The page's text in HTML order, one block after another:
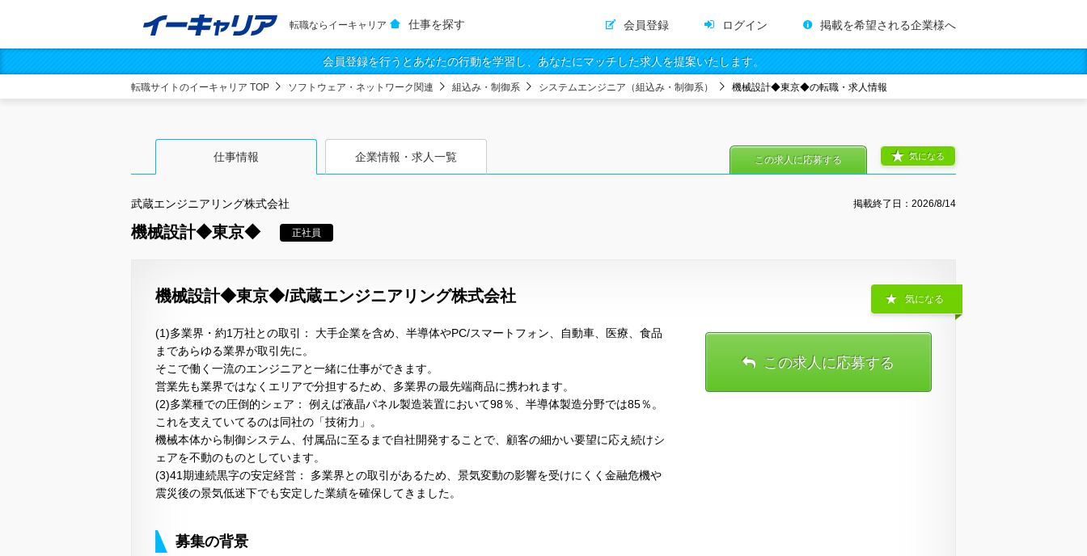
転職ならイーキャリア 仕事を探す 会員登録 ログイン 掲載を希望される企業様へ
会員登録を行うとあなたの行動を学習し、あなたにマッチした求人を提案いたします。
転職サイトのイーキャリア TOP ソフトウェア・ネットワーク関連 組込み・制御系 システムエンジニア（組込み・制御系） 機械設計◆東京◆の転職・求人情報
仕事情報 企業情報・求人一覧
武蔵エンジニアリング株式会社 掲載終了日： 2026/8/14
機械設計◆東京◆ 正社員
気になる
この求人に応募する
機械設計◆東京◆/武蔵エンジニアリング株式会社
(1)多業界・約1万社との取引： 大手企業を含め、半導体やPC/スマートフォン、自動車、医療、食品
まであらゆる業界が取引先に。
そこで働く一流のエンジニアと一緒に仕事ができます。
営業先も業界ではなくエリアで分担するため、多業界の最先端商品に携われます。
(2)多業種での圧倒的シェア： 例えば液晶パネル製造装置において98％、半導体製造分野では85％。
これを支えていてるのは同社の「技術力」。
機械本体から制御システム、付属品に至るまで自社開発することで、顧客の細かい要望に応え続けシ
ェアを不動のものとしています。
(3)41期連続黒字の安定経営： 多業界との取引があるため、景気変動の影響を受けにくく金融危機や
震災後の景気低迷下でも安定した業績を確保してきました。
募集の背景
気になる
この求人に応募する